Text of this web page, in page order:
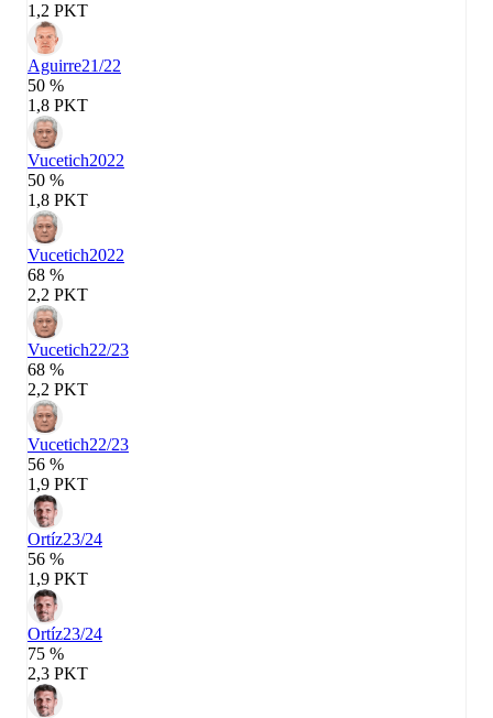
1,2 PKT
Aguirre21/22
50 %
1,8 PKT
Vucetich2022
50 %
1,8 PKT
Vucetich2022
68 %
2,2 PKT
Vucetich22/23
68 %
2,2 PKT
Vucetich22/23
56 %
1,9 PKT
Ortíz23/24
56 %
1,9 PKT
Ortíz23/24
75 %
2,3 PKT